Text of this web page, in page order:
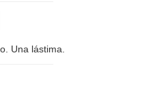
Una lástima.